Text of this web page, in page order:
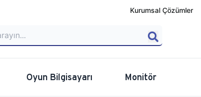
Kurumsal Çözümler
Oyun Bilgisayarı Monitör